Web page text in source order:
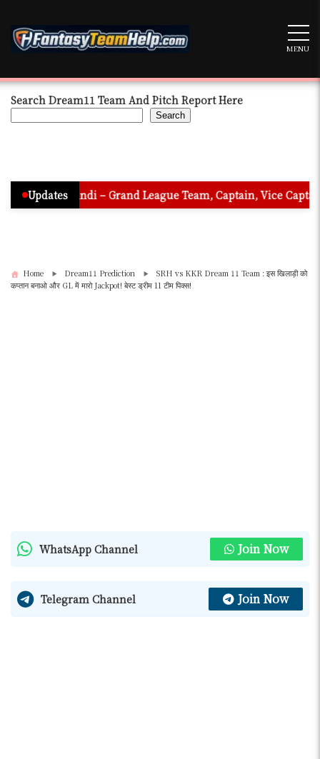
content
MENU
Search Dream11 Team And Pitch Report Here
Search
Updates
– Grand League Team, Captain, Vice Captain & Must
Home Dream11 Prediction
SRH vs KKR Dream 11 Team : इस खिलाड़ी को
कप्तान बनाओ और GL में मारो Jackpot! बेस्ट ड्रीम 11 टीम पिक्स!
WhatsApp Channel Join Now
Telegram Channel Join Now